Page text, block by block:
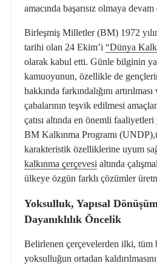
amacında başarısız olmaya devam
Birleşmiş Milletler (BM) 1972
tarihi olan 24 Ekim’i “Dünya
olarak kabul etti. Günle bilginin
kamuoyunun, özellikle de
hakkında farkındalığını
çabalarının teşvik edilmesi
çatısı altında en önemli
BM Kalkınma Programı
karakteristik özelliklerine uyum
kalkınma çerçevesi altında
ülkeye özgün farklı çözümler
Yoksulluk, Yapısal
Dayanıklılık Öncelik
Belirlenen çerçevelerden ilki, tüm
yoksulluğun ortadan kaldırılması